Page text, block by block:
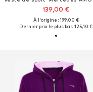
139,00 €
À l'origine : 199,00 €
Dernier prix le plus bas :125,10 €